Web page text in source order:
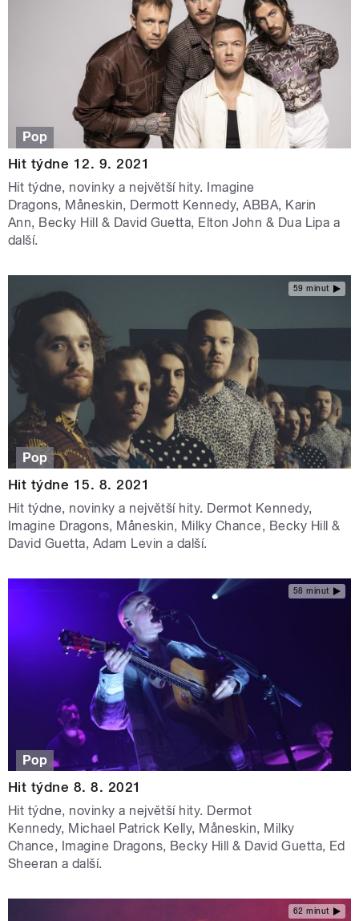
Pop
Hit týdne 12. 9. 2021
Hit týdne, novinky a největší hity. Imagine
Dragons, Måneskin, Dermott Kennedy, ABBA, Karin
Ann, Becky Hill & David Guetta, Elton John & Dua Lipa a
další.
59 minut
Pop
Hit týdne 15. 8. 2021
Hit týdne, novinky a největší hity. Dermot Kennedy,
Imagine Dragons, Måneskin, Milky Chance, Becky Hill &
David Guetta, Adam Levin a další.
58 minut
Pop
Hit týdne 8. 8. 2021
Hit týdne, novinky a největší hity. Dermot
Kennedy, Michael Patrick Kelly, Måneskin, Milky
Chance, Imagine Dragons, Becky Hill & David Guetta, Ed
Sheeran a další.
62 minut